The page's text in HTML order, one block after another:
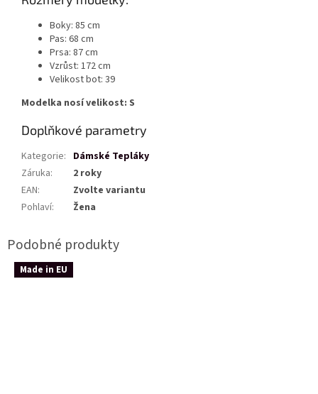
Boky: 85 cm
Pas: 68 cm
Prsa: 87 cm
Vzrůst: 172 cm
Velikost bot: 39
Modelka nosí velikost: S
Doplňkové parametry
Kategorie: Dámské Tepláky
Záruka:
2 roky
EAN:
Zvolte variantu
Pohlaví: Žena
Made in EU